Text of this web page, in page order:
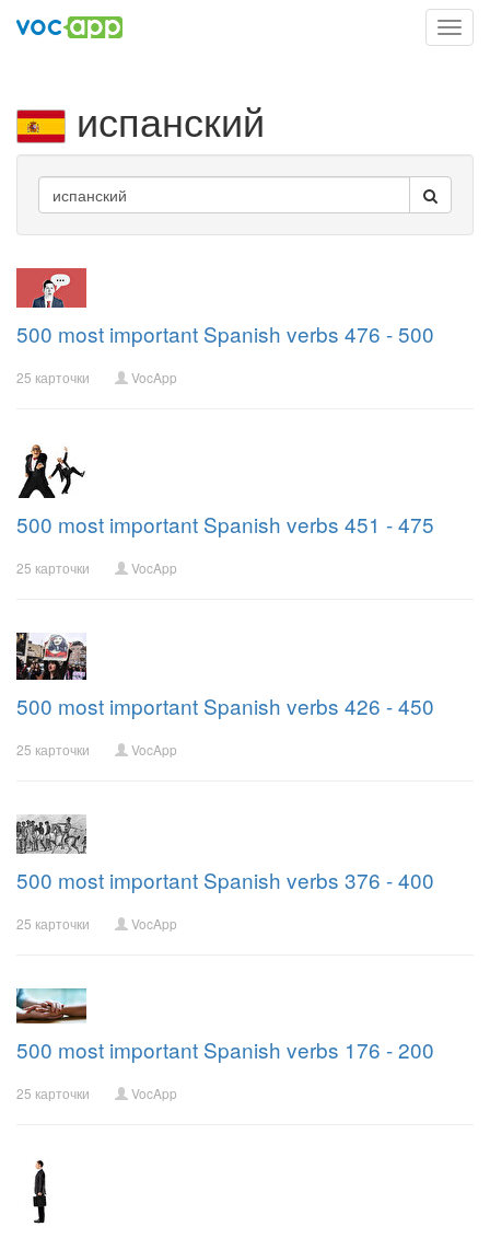
испанский
500 most important Spanish verbs 476 - 500
25 карточки VocApp
500 most important Spanish verbs 451 - 475
25 карточки VocApp
500 most important Spanish verbs 426 - 450
25 карточки VocApp
500 most important Spanish verbs 376 - 400
25 карточки VocApp
500 most important Spanish verbs 176 - 200
25 карточки VocApp